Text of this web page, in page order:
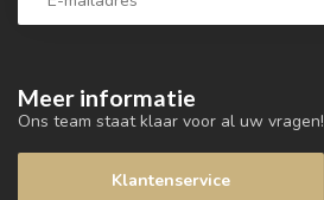
Meer informatie
Ons team staat klaar voor al uw vragen!
Klantenservice